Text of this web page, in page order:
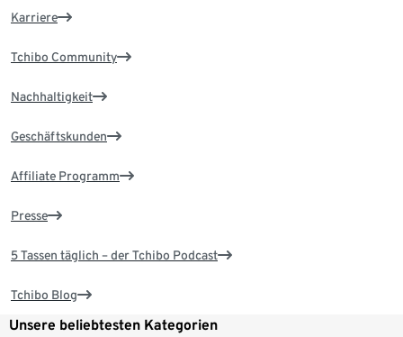
Karriere
Tchibo Community
Nachhaltigkeit
Geschäftskunden
Affiliate Programm
Presse
5 Tassen täglich – der Tchibo Podcast
Tchibo Blog
Unsere beliebtesten Kategorien